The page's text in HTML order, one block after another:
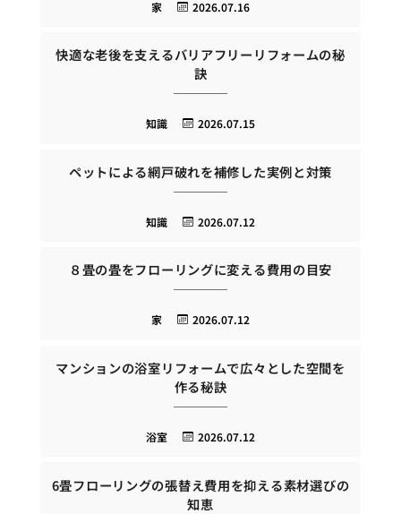
2026.07.16
家
快適な老後を支えるバリアフリーリフォームの秘
訣
2026.07.15
知識
ペットによる網戸破れを補修した実例と対策
2026.07.12
知識
８畳の畳をフローリングに変える費用の目安
2026.07.12
家
マンションの浴室リフォームで広々とした空間を
作る秘訣
2026.07.12
浴室
6畳フローリングの張替え費用を抑える素材選びの
知恵